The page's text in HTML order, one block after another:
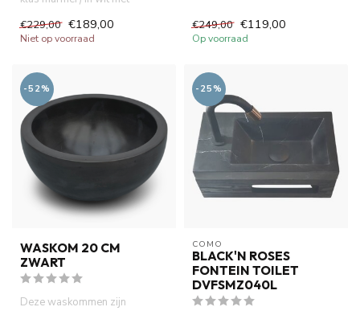
€229,00 €189,00
Niet op voorraad
€249,00 €119,00
Op voorraad
-52%
WASKOM 20 CM
ZWART
Deze waskommen zijn
-25%
COMO
BLACK'N ROSES
FONTEIN TOILET
DVFSMZ040L